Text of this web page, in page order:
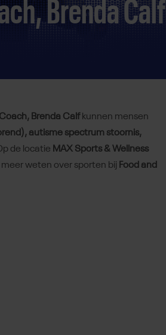
Brenda Calf
Brenda Calfkunnen mensen
autisme spectrum stoornis,
de locatie MAX Sports & Wellness
weten over sporten bij Food and